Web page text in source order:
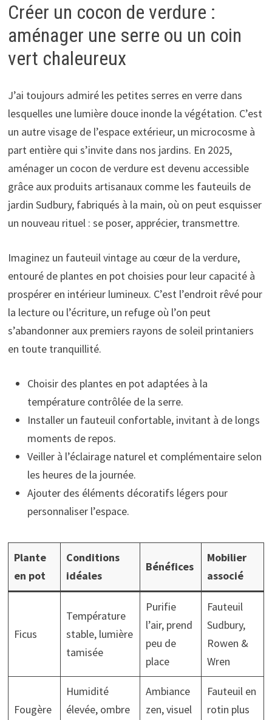
Créer un cocon de verdure :
aménager une serre ou un coin
vert chaleureux
J’ai toujours admiré les petites serres en verre dans
lesquelles une lumière douce inonde la végétation. C’est
un autre visage de l’espace extérieur, un microcosme à
part entière qui s’invite dans nos jardins. En 2025,
aménager un cocon de verdure est devenu accessible
grâce aux produits artisanaux comme les fauteuils de
jardin Sudbury, fabriqués à la main, où on peut esquisser
un nouveau rituel : se poser, apprécier, transmettre.
Imaginez un fauteuil vintage au cœur de la verdure,
entouré de plantes en pot choisies pour leur capacité à
prospérer en intérieur lumineux. C’est l’endroit rêvé pour
la lecture ou l’écriture, un refuge où l’on peut
s’abandonner aux premiers rayons de soleil printaniers
en toute tranquillité.
Choisir des plantes en pot adaptées à la
température contrôlée de la serre.
Installer un fauteuil confortable, invitant à de longs
moments de repos.
Veiller à l’éclairage naturel et complémentaire selon
les heures de la journée.
Ajouter des éléments décoratifs légers pour
personnaliser l’espace.
Plante
en pot
Conditions
idéales
Bénéfices
Mobilier
associé
Ficus
Température
stable, lumière
tamisée
Purifie
l’air, prend
peu de
place
Fauteuil
Sudbury,
Rowen &
Wren
Fougère
Humidité
élevée, ombre
Ambiance
zen, visuel
Fauteuil en
rotin plus